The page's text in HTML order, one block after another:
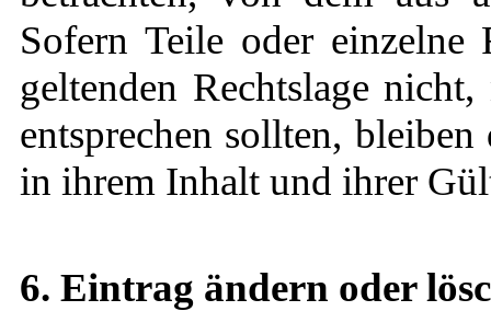
Sofern Teile oder einzelne
geltenden Rechtslage
entsprechen sollten,
in ihrem Inhalt und ihrer
6. Eintrag ändern oder